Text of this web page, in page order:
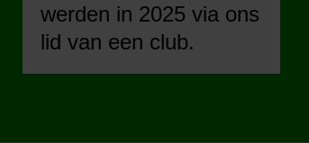
werden in 2025 via ons
lid van een club.